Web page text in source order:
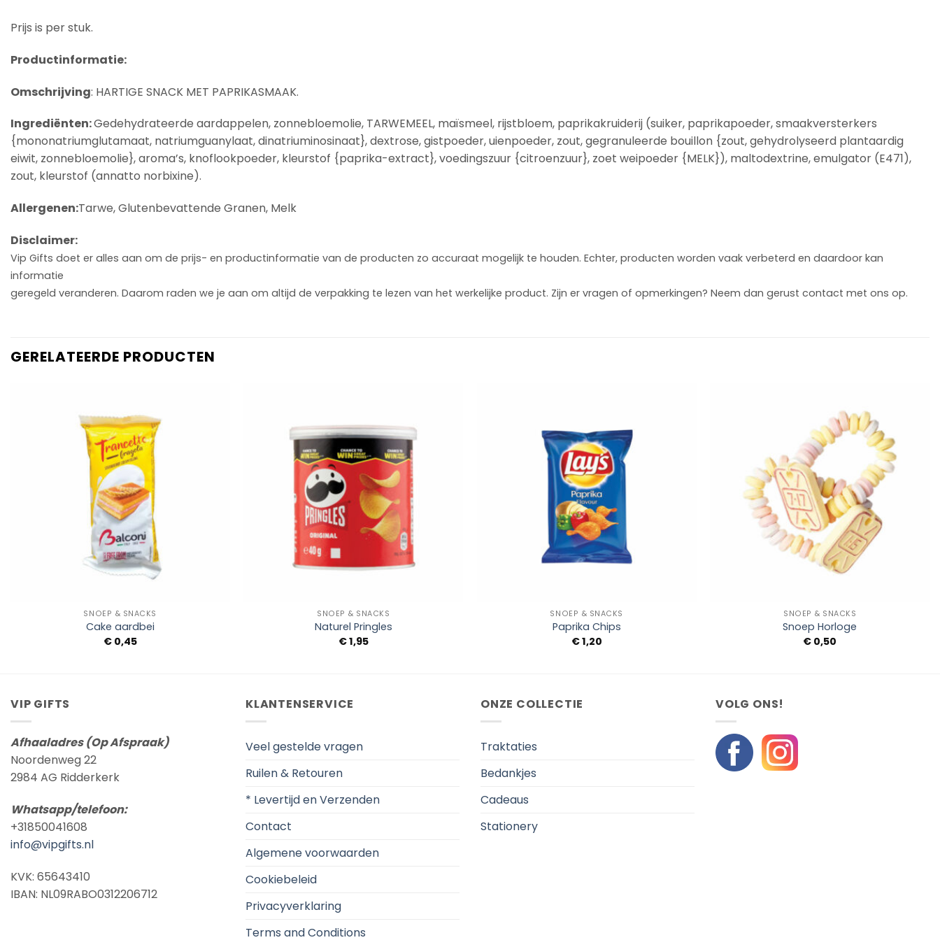
Prijs is per stuk.
Productinformatie:
Omschrijving: HARTIGE SNACK MET PAPRIKASMAAK.
Ingrediënten:Gedehydrateerde aardappelen, zonnebloemolie, TARWEMEEL, maïsmeel, rijstbloem, paprikakruiderij (suiker, paprikapoeder, smaakversterkers
{mononatriumglutamaat, natriumguanylaat, dinatriuminosinaat}, dextrose, gistpoeder, uienpoeder, zout, gegranuleerde bouillon {zout, gehydrolyseerd plantaardig
eiwit, zonnebloemolie}, aroma’s, knoflookpoeder, kleurstof {paprika-extract}, voedingszuur {citroenzuur}, zoet weipoeder {MELK}), maltodextrine, emulgator (E471),
zout, kleurstof (annatto norbixine).
Allergenen:Tarwe, Glutenbevattende Granen, Melk
Disclaimer:
Vip Gifts doet er alles aan om de prijs- en productinformatie van de producten zo accuraat mogelijk te houden. Echter, producten worden vaak verbeterd en daardoor kan
informatie
geregeld veranderen. Daarom raden we je aan om altijd de verpakking te lezen van het werkelijke product. Zijn er vragen of opmerkingen? Neem dan gerust contact met ons op.
GERELATEERDE PRODUCTEN
SNOEP & SNACKS
Cake aardbei
€0,45
SNOEP & SNACKS
Naturel Pringles
€1,95
SNOEP & SNACKS
Paprika Chips
€1,20
SNOEP & SNACKS
Snoep Horloge
€ 0,50
VIP GIFTS
Afhaaladres (Op Afspraak)
Noordenweg 22
2984 AG Ridderkerk
Whatsapp/telefoon:
+31850041608
info@vipgifts.nl
KVK: 65643410
IBAN: NL09RABO0312206712
KLANTENSERVICE
Veel gestelde vragen
Ruilen & Retouren
* Levertijd en Verzenden
Contact
Algemene voorwaarden
Cookiebeleid
Privacyverklaring
Terms and Conditions
ONZE COLLECTIE
Traktaties
Bedankjes
Cadeaus
Stationery
VOLG ONS!